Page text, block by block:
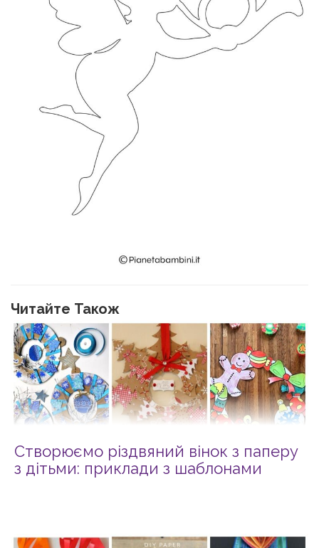
Читайте Також
Створюємо різдвяний вінок з паперу
з дітьми: приклади з шаблонами